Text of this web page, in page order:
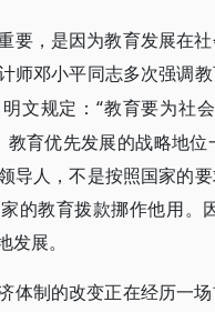
要，是因为教育发展在
师邓小平同志多次强调
文规定：“教育要为社
教育优先发展的战略地
导人，不是按照国家的
的教育拨款挪作他用
展。
体制的改变正在经历一